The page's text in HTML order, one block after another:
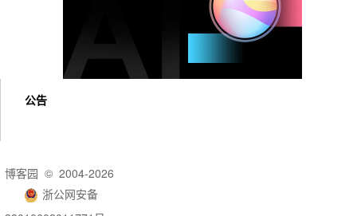
公告
博客园 © 2004-2026
浙公网安备